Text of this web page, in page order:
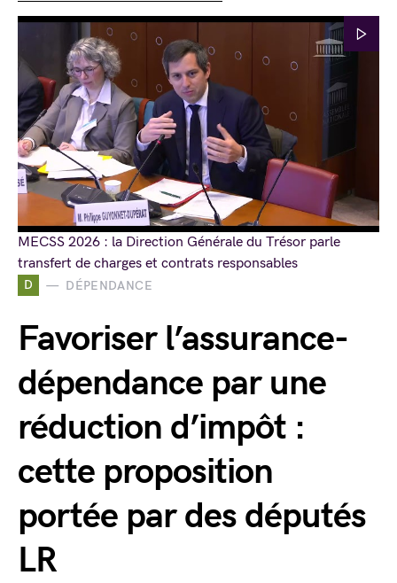
D DÉPENDANCE
Favoriser l’assurance-
dépendance par une
réduction d’impôt :
cette proposition
portée par des députés
LR
MECSS 2026 : la Direction Générale du Trésor parle
transfert de charges et contrats responsables